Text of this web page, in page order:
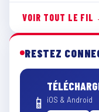
VOIR TOUT LE FIL
RESTEZ
📱 iOS & Android